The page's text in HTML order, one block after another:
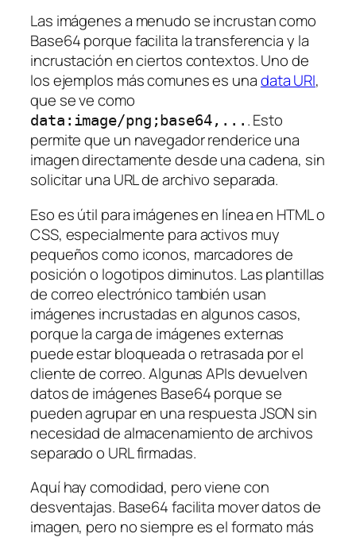
Las imágenes a menudo se incrustan como
Base64 porque facilita la transferencia y la
incrustación en ciertos contextos. Uno de
los ejemplos más comunes es unadata URI,
que se ve como
data:image/png;base64,... . Esto
permite que un navegador renderice una
imagen directamente desde una cadena, sin
solicitar una URL de archivo separada.
Eso es útil para imágenes en línea en HTML o
CSS, especialmente para activos muy
pequeños como iconos, marcadores de
posición o logotipos diminutos. Las plantillas
de correo electrónico también usan
imágenes incrustadas en algunos casos,
porque la carga de imágenes externas
puede estar bloqueada o retrasada por el
cliente de correo. Algunas APIs devuelven
datos de imágenes Base64 porque se
pueden agrupar en una respuesta JSON sin
necesidad de almacenamiento de archivos
separado o URL firmadas.
Aquí hay comodidad, pero viene con
desventajas. Base64 facilita mover datos de
imagen, pero no siempre es el formato más